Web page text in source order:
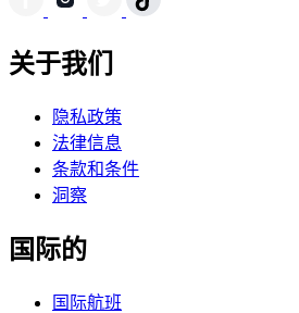
关于我们
隐私政策
法律信息
条款和条件
洞察
国际的
国际航班